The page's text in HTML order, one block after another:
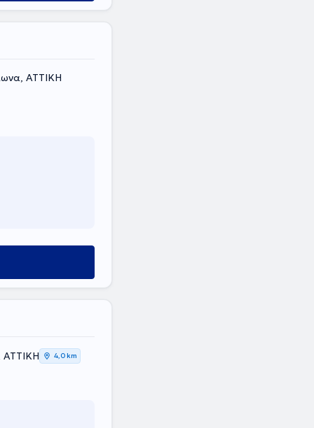
ΑΤΤΙΚΗ
ΑΤΤΙΚΗ 4,0 km